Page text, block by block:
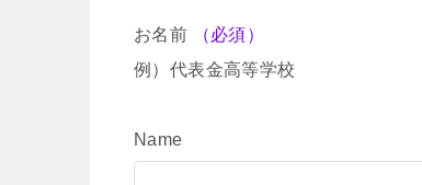
お名前
（必須）
例）代表金高等学校
Name